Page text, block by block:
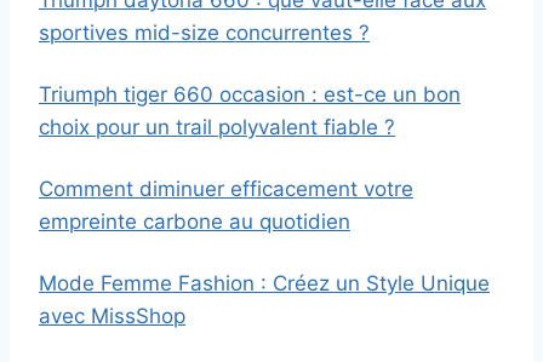
sportives mid-size concurrentes ?
Triumph tiger 660 occasion : est-ce un bon
choix pour un trail polyvalent fiable ?
Comment diminuer efficacement votre
empreinte carbone au quotidien
Mode Femme Fashion : Créez un Style Unique
avec MissShop